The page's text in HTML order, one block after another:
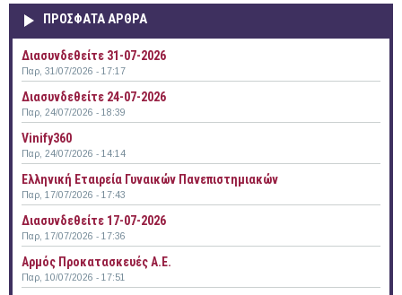
ΠΡΟΣΦΑΤΑ ΑΡΘΡΑ
Διασυνδεθείτε 31-07-2026
Παρ, 31/07/2026 - 17:17
Διασυνδεθείτε 24-07-2026
Παρ, 24/07/2026 - 18:39
Vinify360
Παρ, 24/07/2026 - 14:14
Ελληνική Εταιρεία Γυναικών Πανεπιστημιακών
Παρ, 17/07/2026 - 17:43
Διασυνδεθείτε 17-07-2026
Παρ, 17/07/2026 - 17:36
Αρμός Προκατασκευές Α.Ε.
Παρ, 10/07/2026 - 17:51